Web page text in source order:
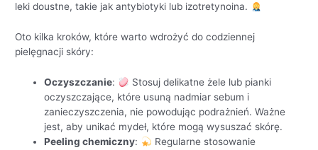
leki doustne, takie jak antybiotyki lub izotretynoina.
Oto kilka kroków, które warto wdrożyć do codziennej
pielęgnacji skóry:
Oczyszczanie:
Stosuj delikatne żele lub pianki
oczyszczające, które usuną nadmiar sebum i
zanieczyszczenia, nie powodując podrażnień. Ważne
jest, aby unikać mydeł, które mogą wysuszać skórę.
Peeling chemiczny:
Regularne stosowanie